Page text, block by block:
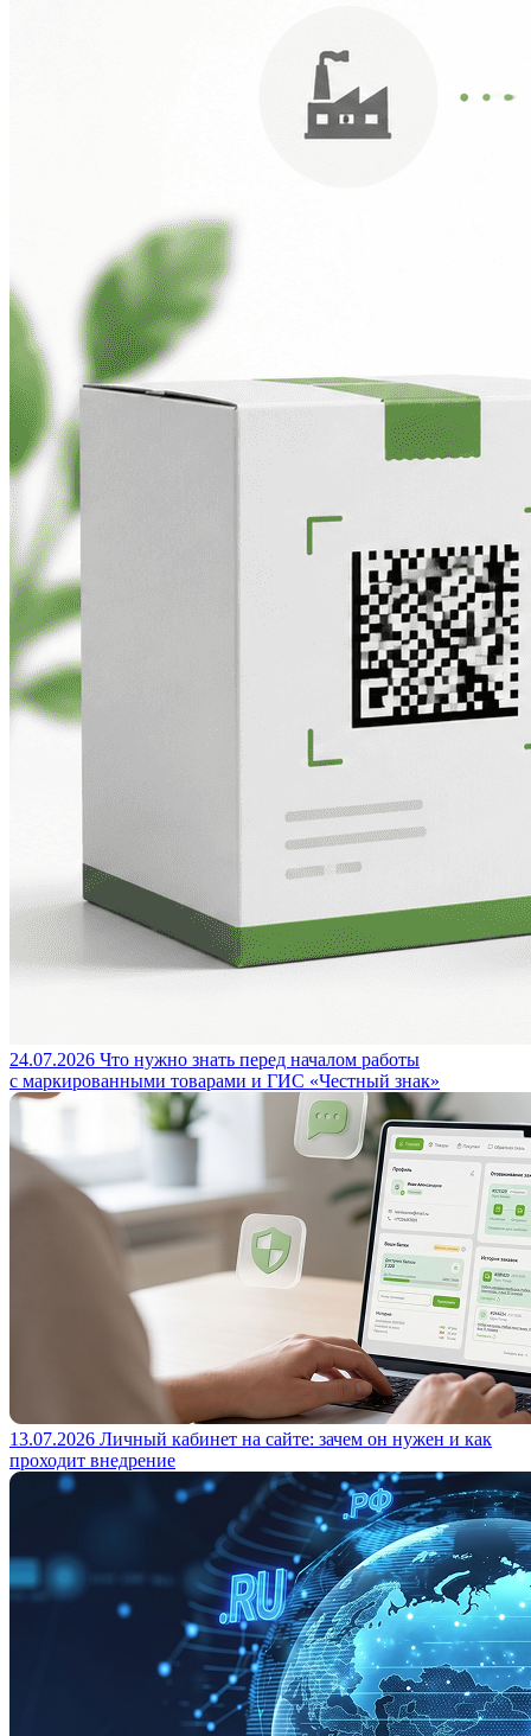
24.07.2026 Что нужно знать перед началом работы
с маркированными товарами и ГИС «Честный знак»
13.07.2026 Личный кабинет на сайте: зачем он нужен и как
проходит внедрение